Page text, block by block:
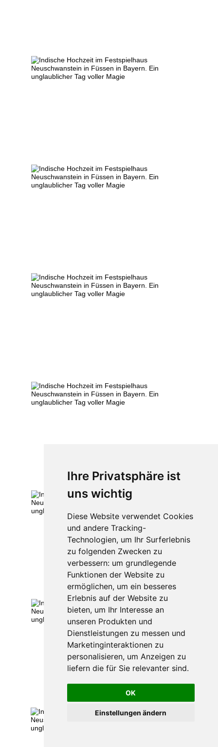
Ihre Privatsphäre ist
uns wichtig
Diese Website verwendet Cookies
und andere Tracking-
Technologien, um Ihr Surferlebnis
zu folgenden Zwecken zu
verbessern: um grundlegende
Funktionen der Website zu
ermöglichen, um ein besseres
Erlebnis auf der Website zu
bieten, um Ihr Interesse an
unseren Produkten und
Dienstleistungen zu messen und
Marketinginteraktionen zu
personalisieren, um Anzeigen zu
liefern die für Sie relevanter sind.
OK
Einstellungen ändern